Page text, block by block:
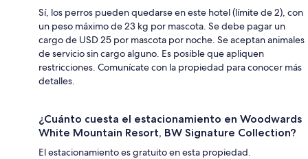
Sí, los perros pueden quedarse en este hotel (límite de 2), con
un peso máximo de 23 kg por mascota. Se debe pagar un
cargo de USD 25 por mascota por noche. Se aceptan animales
de servicio sin cargo alguno. Es posible que apliquen
restricciones. Comunícate con la propiedad para conocer más
detalles.
¿Cuánto cuesta el estacionamiento en Woodwards
White Mountain Resort, BW Signature Collection?
El estacionamiento es gratuito en esta propiedad.